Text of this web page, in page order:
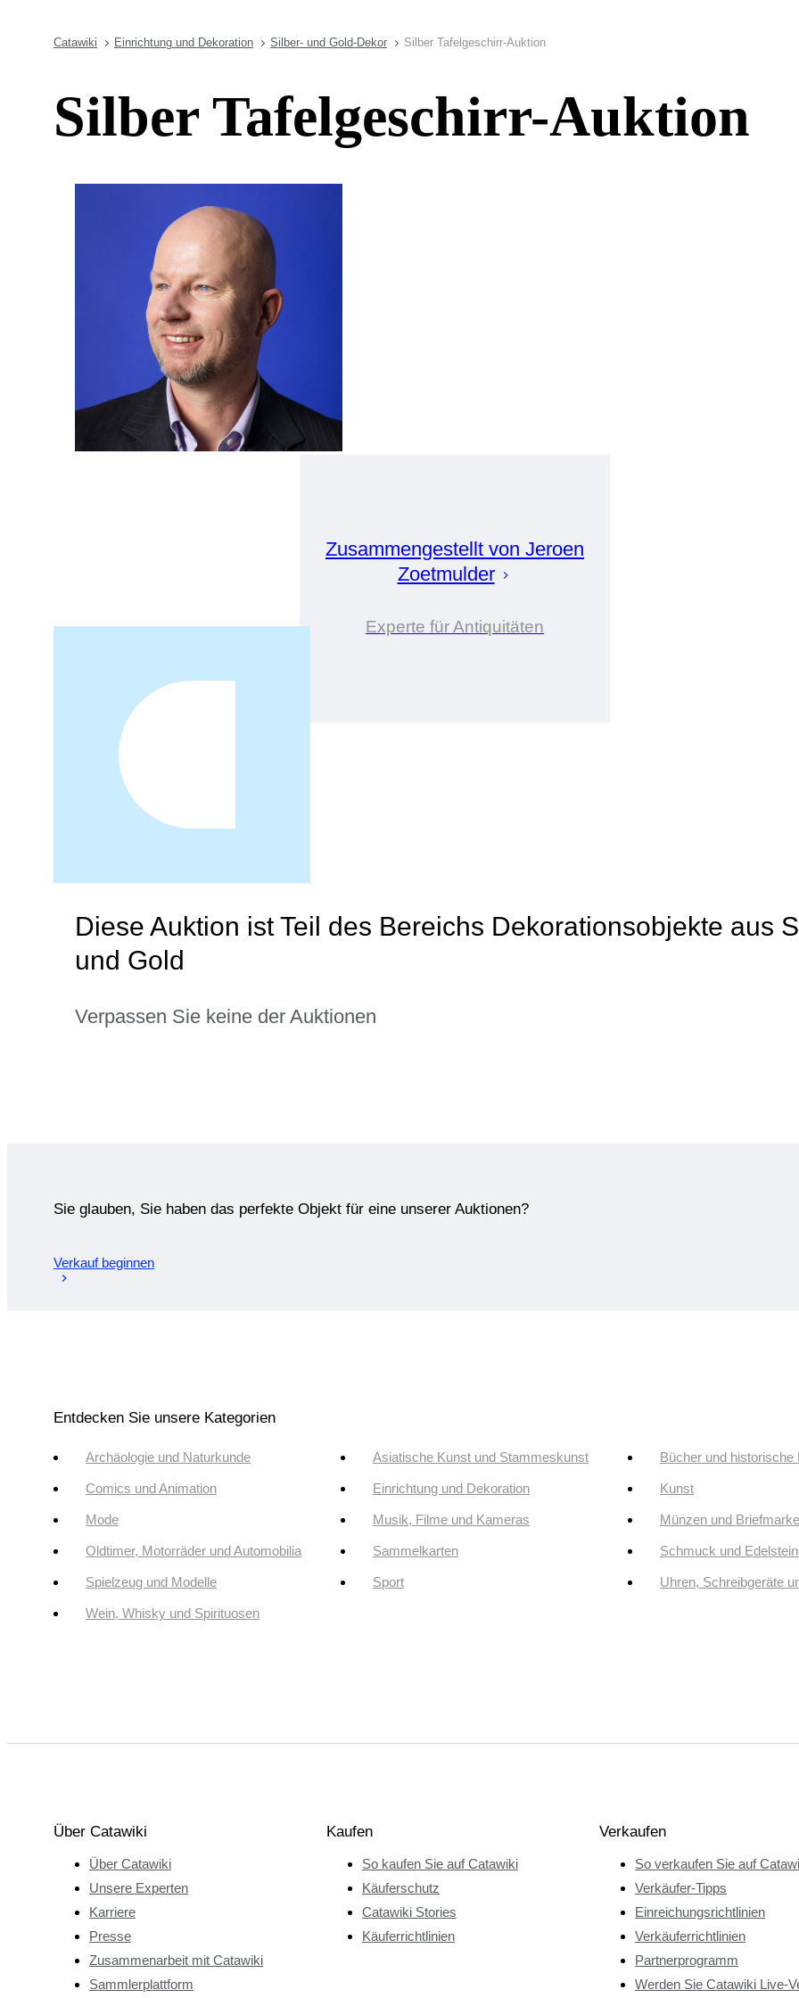
Catawiki Einrichtung und Dekoration Silber- und Gold-Dekor Silber Tafelgeschirr-Auktion
Silber Tafelgeschirr-Auktion
Zusammengestellt von Jeroen
Zoetmulder
Experte für Antiquitäten
Diese Auktion ist Teil des Bereichs Dekorationsobjekte aus
und Gold
Verpassen Sie keine der Auktionen
Sie glauben, Sie haben das perfekte Objekt für eine unserer Auktionen?
Verkauf beginnen
Entdecken Sie unsere Kategorien
Archäologie und Naturkunde Asiatische Kunst und Stammeskunst Bücher und historische
Comics und Animation Einrichtung und Dekoration Kunst
Mode Musik, Filme und Kameras Münzen und
Oldtimer, Motorräder und Automobilia Sammelkarten Schmuck und
Spielzeug und Modelle Sport Uhren, Schreibgeräte
Wein, Whisky und Spirituosen
Über Catawiki
Über Catawiki
Unsere Experten
Karriere
Presse
Zusammenarbeit mit Catawiki
Sammlerplattform
Kaufen
So kaufen Sie auf Catawiki
Käuferschutz
Catawiki Stories
Käuferrichtlinien
Verkaufen
So verkaufen Sie auf
Verkäufer-Tipps
Einreichungsrichtlinien
Verkäuferrichtlinien
Partnerprogramm
Werden Sie Catawiki Live-